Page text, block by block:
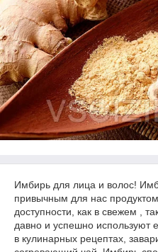
Имбирь для лица и волос!
привычным для нас
доступности, как в свежем ,
давно и успешно
в кулинарных рецептах,